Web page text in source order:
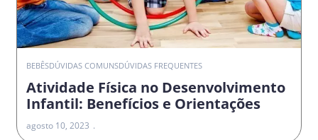
BEBÊSDÚVIDAS COMUNSDÚVIDAS FREQUENTES
Atividade Física no Desenvolvimento
Infantil: Benefícios e Orientações
agosto 10, 2023